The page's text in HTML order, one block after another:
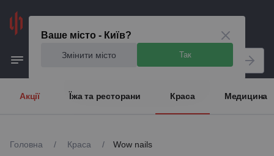
Ваше місто - Київ?
Змінити місто Так
Акції Їжа та ресторани Краса Медицина
Головна / Краса / Wow nails